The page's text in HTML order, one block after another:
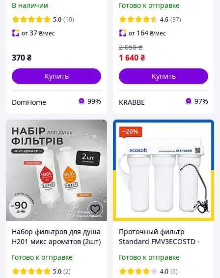
картриджами 1 мкм для
очистки воды
В наличии
5.0 (10)
от37₴/мес
370₴
Купить
DomHome 99%
очистки воды, оригинал.
Готово к отправке
4.6 (37)
от 164₴/мес
1 640₴
2 050 ₴
Купить
KRABBE 97%
Набор фильтров для душа
H201 микс ароматов (2шт)
Готово к отправке
5.0 (2)
Проточный фильтр
Standard FMV3ECOSTD -
воды Стандарт
Готово к отправке
4.0 (6)